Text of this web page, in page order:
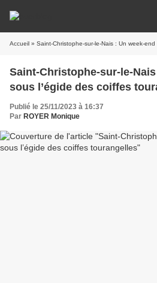
Accueil » Saint-Christophe-sur-le-Nais : Un week-
Saint-Christophe-sur-le-
sous l’égide des coiffes
Publié le 25/11/2023 à 16:37
Par ROYER Monique